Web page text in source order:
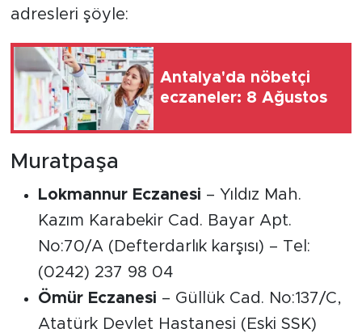
adresleri şöyle:
Antalya'da nöbetçi
eczaneler: 8 Ağustos
Muratpaşa
Lokmannur Eczanesi – Yıldız Mah.
Kazım Karabekir Cad. Bayar Apt.
No:70/A (Defterdarlık karşısı) – Tel:
(0242) 237 98 04
Ömür Eczanesi – Güllük Cad. No:137/C,
Atatürk Devlet Hastanesi (Eski SSK)